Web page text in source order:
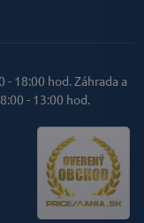
- 18:00 hod. Záhrada a
- 13:00 hod.